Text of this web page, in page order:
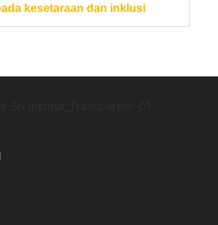
kesetaraan dan inklusi